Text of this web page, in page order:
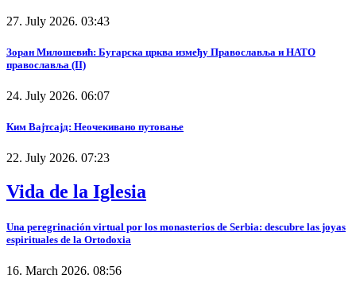
27. July 2026. 03:43
Зоран Милошевић: Бугарска црква између Православља и НАТО
православља (II)
24. July 2026. 06:07
Ким Вајтсајд: Неочекивано путовање
22. July 2026. 07:23
Vida de la Iglesia
Una peregrinación virtual por los monasterios de Serbia: descubre las joyas
espirituales de la Ortodoxia
16. March 2026. 08:56